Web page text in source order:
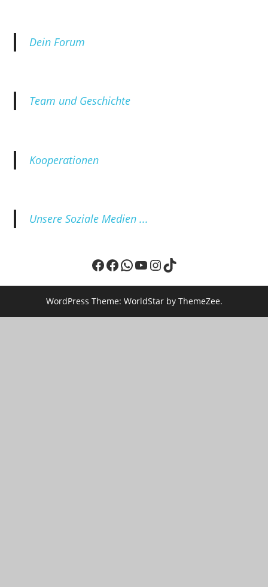
Dein Forum
Team und Geschichte
Kooperationen
Unsere Soziale Medien ...
Facebook
Facebook
WhatsApp
YouTube
Instagram
TikTok
WordPress Theme: WorldStar by ThemeZee.